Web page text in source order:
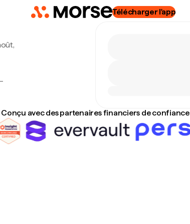
Télécharger l'app
Conçu avec des partenaires financiers de confiance